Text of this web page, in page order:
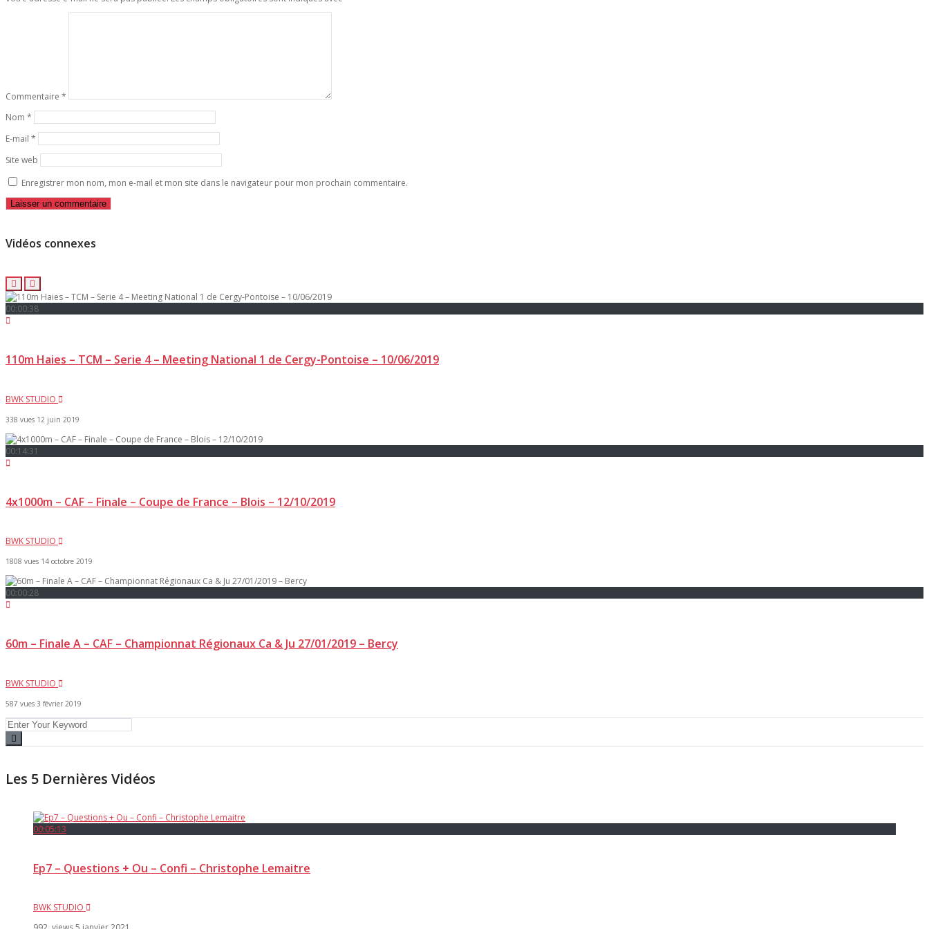
Commentaire *
Nom *
E-mail *
Site web
Enregistrer mon nom, mon e-mail et mon site dans le navigateur pour mon prochain commentaire.
Vidéos connexes
00:00:38
110m Haies – TCM – Serie 4 – Meeting National 1 de Cergy-Pontoise – 10/06/2019
BWK STUDIO
338 vues 12 juin 2019
00:14:31
4x1000m – CAF – Finale – Coupe de France – Blois – 12/10/2019
BWK STUDIO
1808 vues 14 octobre 2019
00:00:28
60m – Finale A – CAF – Championnat Régionaux Ca & Ju 27/01/2019 – Bercy
BWK STUDIO
587 vues 3 février 2019
Les 5 Dernières Vidéos
00:05:13
Ep7 – Questions + Ou – Confi – Christophe Lemaitre
BWK STUDIO